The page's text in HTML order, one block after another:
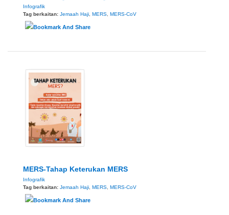
Infografik
Tag berkaitan: Jemaah Haji MERS MERS-CoV
MERS-Tahap Keterukan MERS
Infografik
Tag berkaitan: Jemaah Haji MERS MERS-CoV